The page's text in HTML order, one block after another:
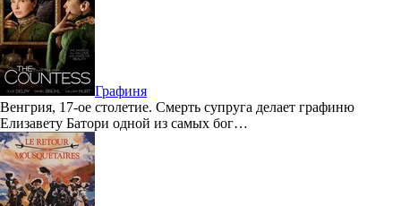
Графиня
Венгрия, 17-ое столетие. Смерть супруга делает графиню
Елизавету Батори одной из самых бог…